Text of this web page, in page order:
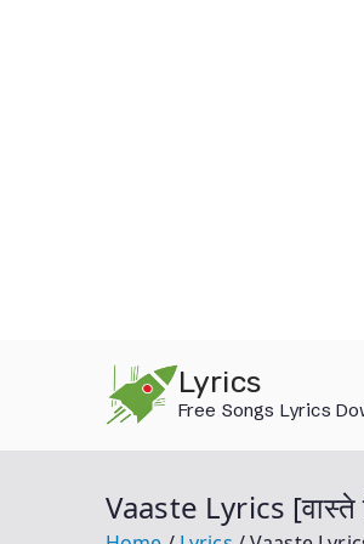
Lyrics
Free Songs Lyrics
Vaaste Lyrics